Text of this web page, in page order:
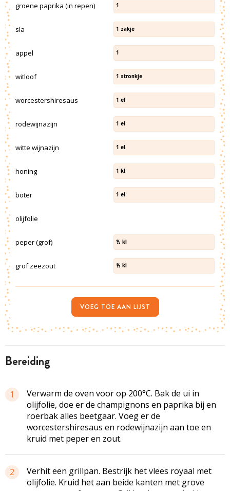
bereiding
1
Verwarm de oven voor op 200°C. Bak de ui in
olijfolie, doe er de champignons en paprika bij en
roerbak alles beetgaar. Voeg er de
worcestershiresaus en rodewijnazijn aan toe en
kruid met peper en zout.
2
Verhit een grillpan. Bestrijk het vlees royaal met
olijfolie. Kruid het aan beide kanten met grove
groene paprika (in repen) 1
sla 1 zakje
appel 1
witloof 1 stronkje
worcestershiresaus 1 el
rodewijnazijn 1 el
witte wijnazijn 1 el
honing 1 kl
boter 1 el
olijfolie
peper (grof) ½ kl
grof zeezout ½ kl
VOEG TOE AAN LIJST